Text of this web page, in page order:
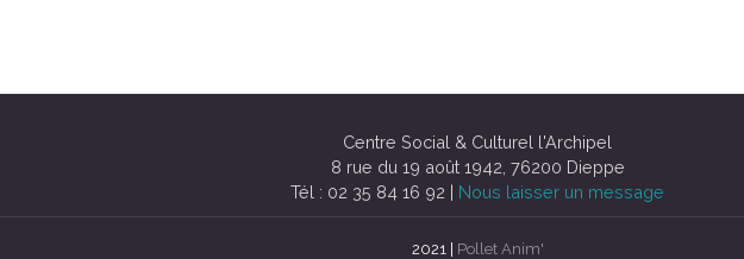
Centre Social & Culturel l'Archipel
8 rue du 19 août 1942, 76200 Dieppe
Tél : 02 35 84 16 92 | Nous laisser un message
2021 | Pollet Anim'